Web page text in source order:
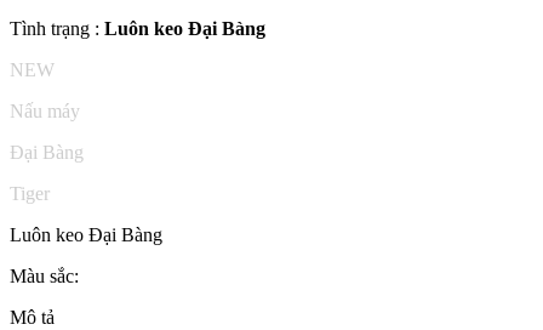
Tình trạng : Luôn keo Đại Bàng
NEW
Nấu máy
Đại Bàng
Tiger
Luôn keo Đại Bàng
Màu sắc:
Mô tả